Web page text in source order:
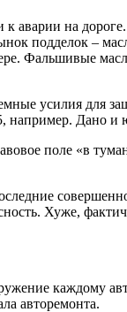
аварии на
подделок –
Фальшивые
усилия
например. Дано и
поле «в
Хуже,
каждому
авторемонта.